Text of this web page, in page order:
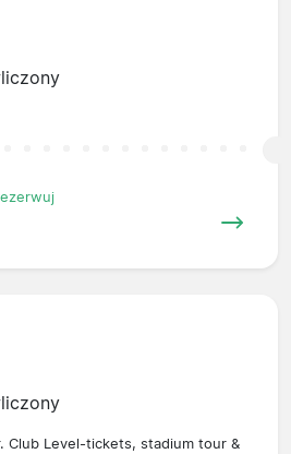
Club Level-tickets, stadium tour &